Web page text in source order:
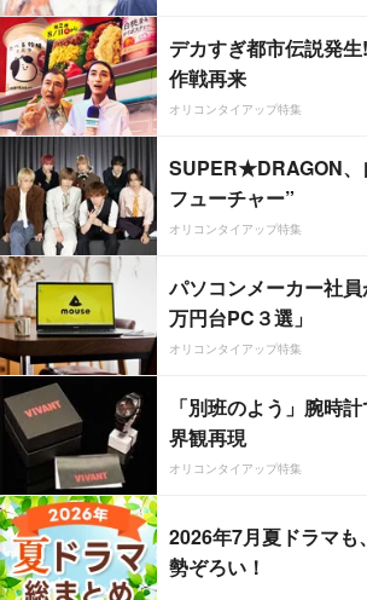
デカすぎ都市伝説発
作戦再来
オリコンタイアップ特集
SUPER★DRAGON、
フューチャー”
オリコンタイアップ特集
パソコンメーカー社
万円台PC３選」
オリコンタイアップ特集
「別班のよう」腕時
界観再現
オリコンタイアップ特集
2026年7月夏ドラマも
勢ぞろい！